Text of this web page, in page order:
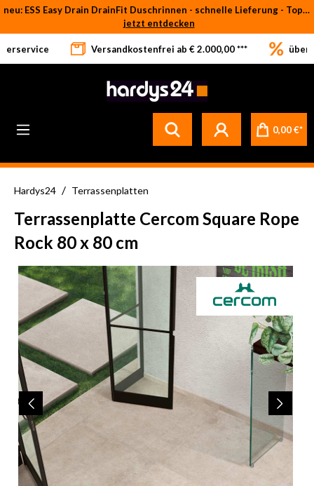
Zum Hauptinhalt springen
neu: ESS Easy Drain DrainFit Duschrinnen - schnelle Lieferung - Top-Preise
jetzt entdecken
Versandkostenfrei ab € 2.000,00 *** über
0,00 €*
Hardys24 / Terrassenplatten
Terrassenplatte Cercom Square Rope
Rock 80 x 80 cm
Bildergalerie überspringen